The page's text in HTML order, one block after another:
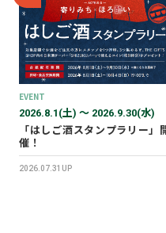
EVENT
2026.8.1(土) 〜 2026.9.30(水)
「はしご酒スタンプラリー」
催！
2026.07.31UP